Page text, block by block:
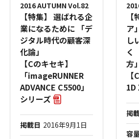
2016 AUTUMN Vol.82
【特集】 選ばれる企
業になるために 「デ
ジタル時代の顧客深
化論」
【Cのキセキ】
「imageRUNNER
ADVANCE C5500」
シリーズ
掲載日 2016年9月1日
ア
し
く
方」
掲
容